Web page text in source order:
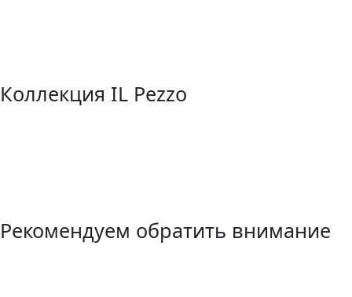
Коллекция IL Pezzo
Рекомендуем обратить внимание